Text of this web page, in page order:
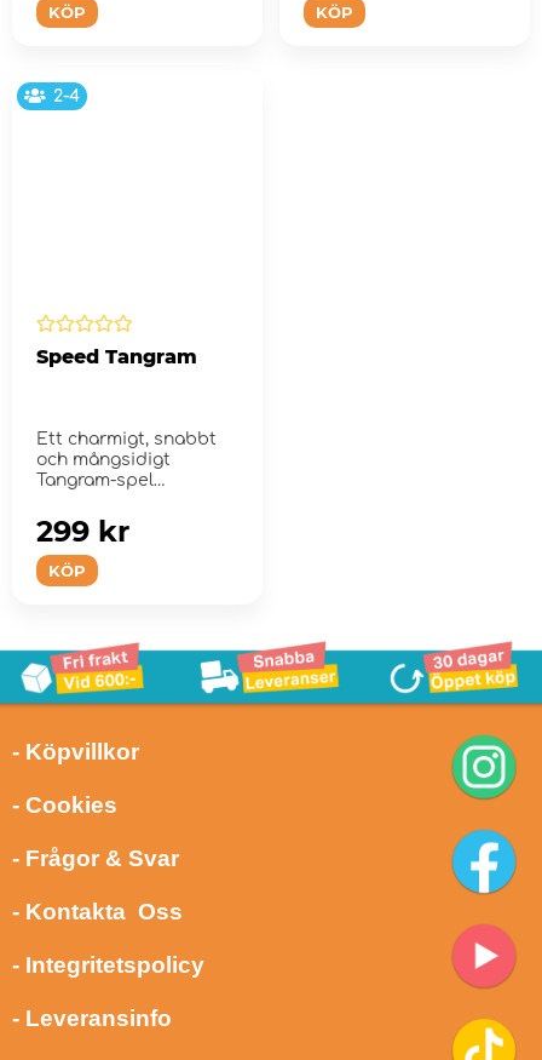
KÖP KÖP
2-4
Speed Tangram
Ett charmigt, snabbt
och mångsidigt
Tangram-spel
KÖP
299 kr
- Köpvillkor
- Cookies
- Frågor & Svar
- Kontakta Oss
- Integritetspolicy
- Leveransinfo